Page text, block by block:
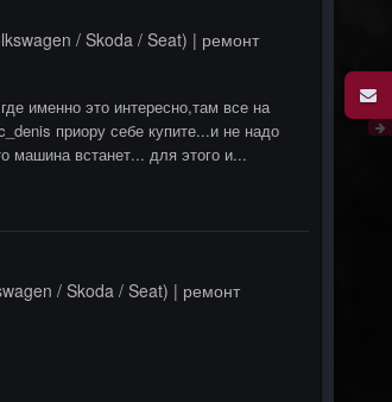
/ Skoda / Seat) | ремонт
именно это интересно,там все на
приору себе купите...и не надо
машина встанет... для этого и...
/ Skoda / Seat) | ремонт